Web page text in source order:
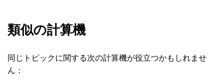
類似の計算機
同じトピックに関する次の計算機が役立つかもしれませ
ん：